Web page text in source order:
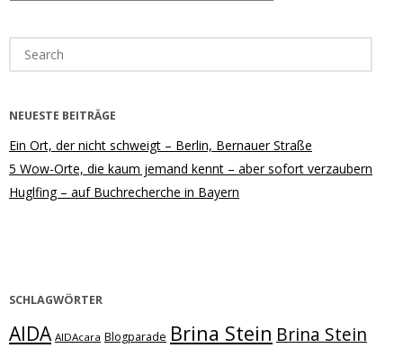
for:
NEUESTE BEITRÄGE
Ein Ort, der nicht schweigt – Berlin, Bernauer Straße
5 Wow-Orte, die kaum jemand kennt – aber sofort verzaubern
Huglfing – auf Buchrecherche in Bayern
SCHLAGWÖRTER
AIDA AIDAcara Blogparade Brina Stein Brina Stein